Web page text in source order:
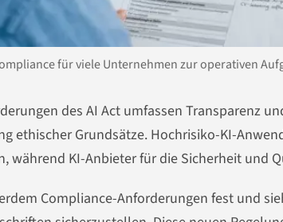
für viele Unternehmen zur operativen
des AI Act umfassen Transparenz
ethischer Grundsätze. Hochrisiko-KI-
während KI-Anbieter für die Sicherheit und
Compliance-Anforderungen fest und